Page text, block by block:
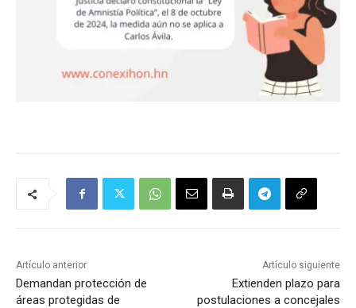
Artículo anterior
Demandan protección de
áreas protegidas de
Artículo siguiente
Extienden plazo para
postulaciones a concejales